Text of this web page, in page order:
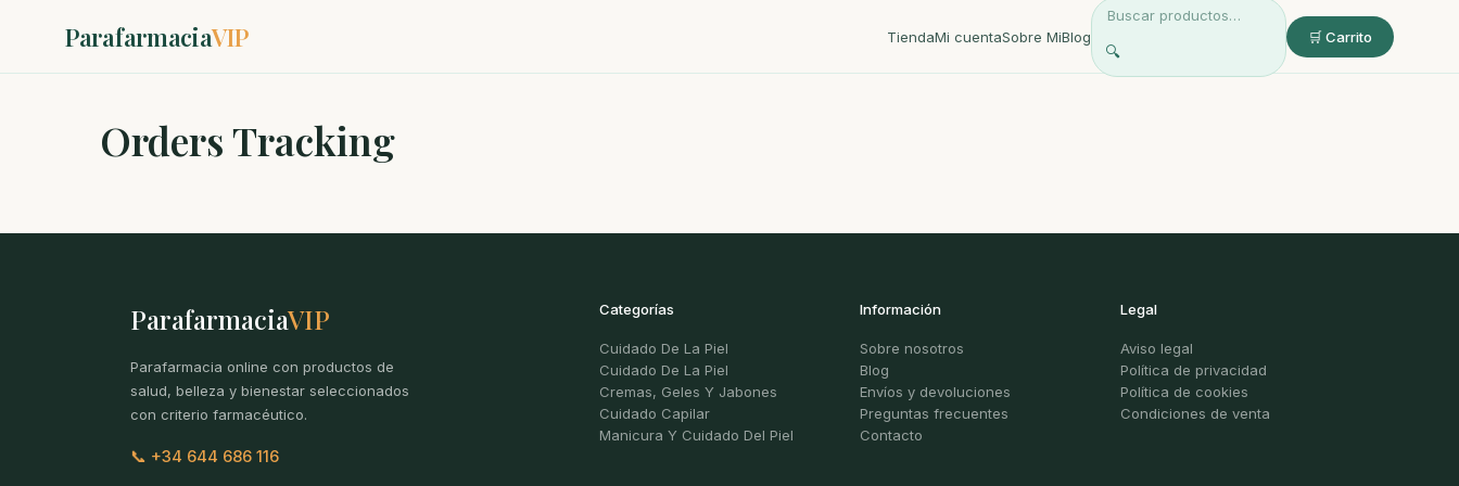
ParafarmaciaVIP TiendaMi cuentaSobre MiBlog
🔍
🛒 Carrito
Orders Tracking
ParafarmaciaVIP
Parafarmacia online con productos de
salud, belleza y bienestar seleccionados
con criterio farmacéutico.
📞 +34 644 686 116
Categorías
Cuidado De La Piel
Cuidado De La Piel
Cremas, Geles Y Jabones
Cuidado Capilar
Manicura Y Cuidado Del Piel
Información
Sobre nosotros
Blog
Envíos y devoluciones
Preguntas frecuentes
Contacto
Legal
Aviso legal
Política de privacidad
Política de cookies
Condiciones de venta